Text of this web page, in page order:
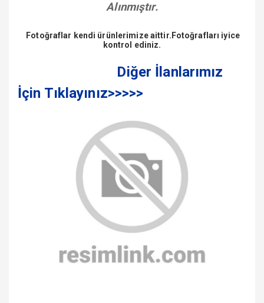
Alınmıştır.
Fotoğraflar kendi ürünlerimize aittir.Fotoğrafları iyice
kontrol ediniz.
Diğer İlanlarımız
İçin Tıklayınız>>>>>